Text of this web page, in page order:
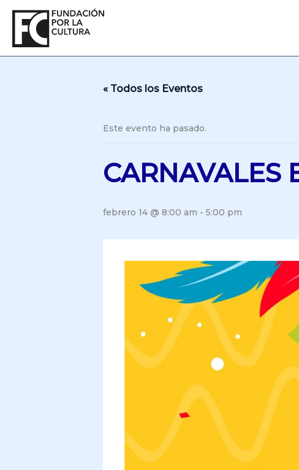
contenido
« Todos los Eventos
Este evento ha pasado.
CARNAVALES
febrero 14 @ 8:00 am - 5:00 pm